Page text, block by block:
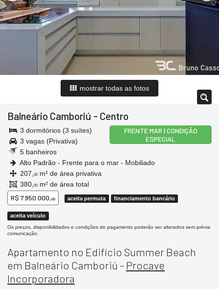
mostrar todas as fotos
Balneário Camboriú - Centro
FRENTE MAR | CONDIÇÃO
ESPECIAL
3 dormitórios (3 suítes)
3 vagas (Privativa)
5 banheiros
Alto Padrão - Frente para o mar - Mobiliado
207, 00 m² de área privativa
380, 00 m² de área total
R$ 7.950.000,00 aceita permuta financiamento bancário
aceita veículo
Os preços, disponibilidades e condições de pagamento poderão ser alterados sem prévia
comunicação.
Apartamento no Edifício Summer Beach
em Balneário Camboriú - Procave
Incorporadora